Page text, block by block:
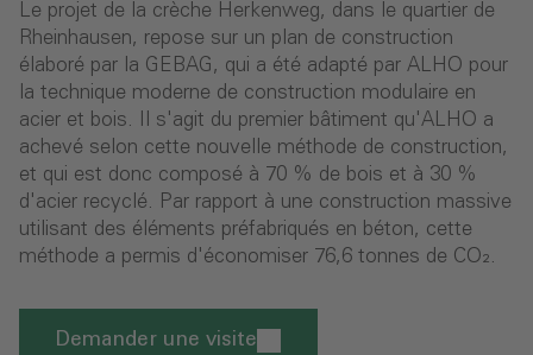
Le projet de la crèche Herkenweg, dans le quartier de
Rheinhausen, repose sur un plan de construction
élaboré par la GEBAG, qui a été adapté par ALHO pour
la technique moderne de construction modulaire en
acier et bois. Il s'agit du premier bâtiment qu'ALHO a
achevé selon cette nouvelle méthode de construction,
et qui est donc composé à 70 % de bois et à 30 %
d'acier recyclé. Par rapport à une construction massive
utilisant des éléments préfabriqués en béton, cette
méthode a permis d'économiser 76,6 tonnes de CO₂.
Demander une visite